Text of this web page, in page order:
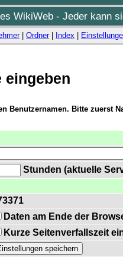
WikiWeb - Jeder kann
| Ordner| Index
eingeben
Benutzernamen. Bitte zuerst
Stunden (aktuelle
Daten am Ende der
Kurze Seitenverfallszeit